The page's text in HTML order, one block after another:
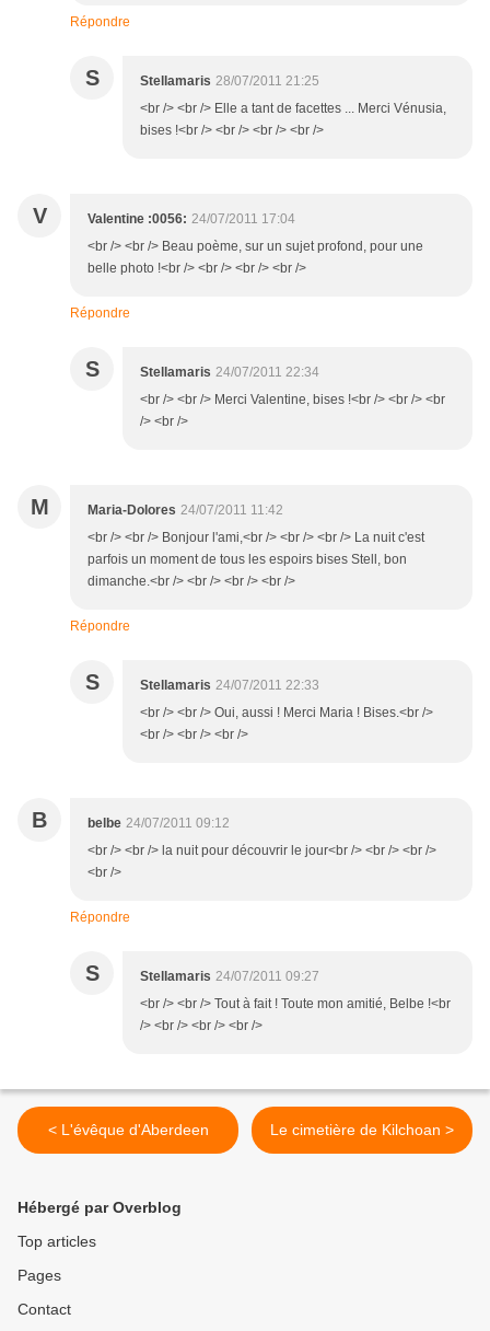
Répondre
S Stellamaris 28/07/2011 21:25
<br /> <br /> Elle a tant de facettes ... Merci Vénusia,
bises !<br /> <br /> <br /> <br />
V Valentine :0056: 24/07/2011 17:04
<br /> <br /> Beau poème, sur un sujet profond, pour une
belle photo !<br /> <br /> <br /> <br />
Répondre
S Stellamaris 24/07/2011 22:34
<br /> <br /> Merci Valentine, bises !<br /> <br /> <br
/> <br />
M Maria-Dolores 24/07/2011 11:42
<br /> <br /> Bonjour l'ami,<br /> <br /> <br /> La nuit c'est
parfois un moment de tous les espoirs bises Stell, bon
dimanche.<br /> <br /> <br /> <br />
Répondre
S Stellamaris 24/07/2011 22:33
<br /> <br /> Oui, aussi ! Merci Maria ! Bises.<br />
<br /> <br /> <br />
B belbe 24/07/2011 09:12
<br /> <br /> la nuit pour découvrir le jour<br /> <br /> <br />
<br />
Répondre
S Stellamaris 24/07/2011 09:27
<br /> <br /> Tout à fait ! Toute mon amitié, Belbe !<br
/> <br /> <br /> <br />
< L'évêque d'Aberdeen Le cimetière de Kilchoan >
Hébergé par Overblog
Top articles
Pages
Contact